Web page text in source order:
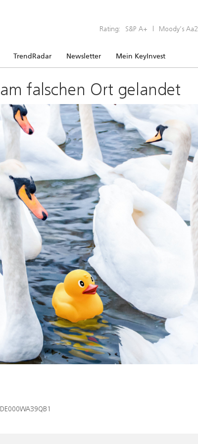
Rating: S&P A+ | Moody’s Aa2
TrendRadar Newsletter Mein KeyInvest
falschen Ort gelandet